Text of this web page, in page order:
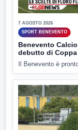
7 AGOSTO 2026
SPORT BENEVENTO
Benevento
debutto di
Il Benevento è